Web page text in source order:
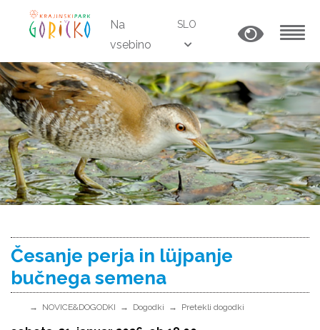
Na
vsebino
SLO
Česanje perja in lüjpanje
bučnega semena
NOVICE&DOGODKI Dogodki Pretekli dogodki